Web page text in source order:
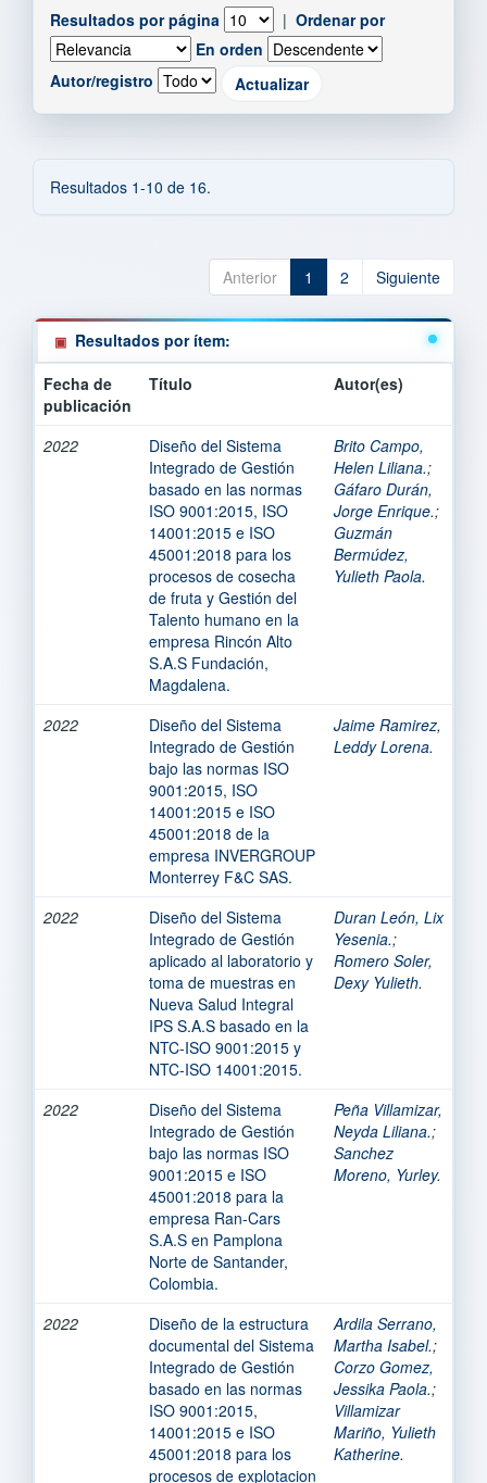
Resultados por página | Ordenar por
En orden
Autor/registro
Resultados 1-10 de 16.
Anterior 1 2 Siguiente
Resultados por ítem:
Fecha de
publicación
Título Autor(es)
2022
Diseño del Sistema
Integrado de Gestión
basado en las normas
ISO 9001:2015, ISO
14001:2015 e ISO
45001:2018 para los
procesos de cosecha
de fruta y Gestión del
Talento humano en la
empresa Rincón Alto
S.A.S Fundación,
Magdalena.
Brito Campo,
Helen Liliana.;
Gáfaro Durán,
Jorge Enrique.;
Guzmán
Bermúdez,
Yulieth Paola.
2022
Diseño del Sistema
Integrado de Gestión
bajo las normas ISO
9001:2015, ISO
14001:2015 e ISO
45001:2018 de la
empresa INVERGROUP
Monterrey F&C SAS.
Jaime Ramirez,
Leddy Lorena.
2022
Diseño del Sistema
Integrado de Gestión
aplicado al laboratorio y
toma de muestras en
Nueva Salud Integral
IPS S.A.S basado en la
NTC-ISO 9001:2015 y
NTC-ISO 14001:2015.
Duran León, Lix
Yesenia.;
Romero Soler,
Dexy Yulieth.
2022
Diseño del Sistema
Integrado de Gestión
bajo las normas ISO
9001:2015 e ISO
45001:2018 para la
empresa Ran-Cars
S.A.S en Pamplona
Norte de Santander,
Colombia.
Peña Villamizar,
Neyda Liliana.;
Sanchez
Moreno, Yurley.
2022
Diseño de la estructura
documental del Sistema
Integrado de Gestión
basado en las normas
ISO 9001:2015,
14001:2015 e ISO
45001:2018 para los
procesos de explotacion
Ardila Serrano,
Martha Isabel.;
Corzo Gomez,
Jessika Paola.;
Villamizar
Mariño, Yulieth
Katherine.